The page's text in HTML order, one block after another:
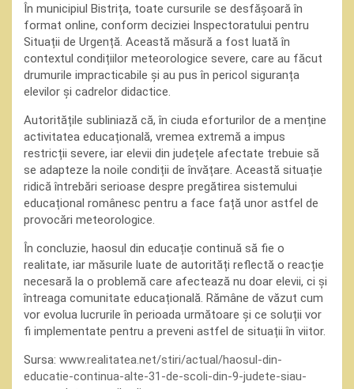
În municipiul Bistrița, toate cursurile se desfășoară în
format online, conform deciziei Inspectoratului pentru
Situații de Urgență. Această măsură a fost luată în
contextul condițiilor meteorologice severe, care au făcut
drumurile impracticabile și au pus în pericol siguranța
elevilor și cadrelor didactice.
Autoritățile subliniază că, în ciuda eforturilor de a menține
activitatea educațională, vremea extremă a impus
restricții severe, iar elevii din județele afectate trebuie să
se adapteze la noile condiții de învățare. Această situație
ridică întrebări serioase despre pregătirea sistemului
educațional românesc pentru a face față unor astfel de
provocări meteorologice.
În concluzie, haosul din educație continuă să fie o
realitate, iar măsurile luate de autorități reflectă o reacție
necesară la o problemă care afectează nu doar elevii, ci și
întreaga comunitate educațională. Rămâne de văzut cum
vor evolua lucrurile în perioada următoare și ce soluții vor
fi implementate pentru a preveni astfel de situații în viitor.
Sursa: www.realitatea.net/stiri/actual/haosul-din-
educatie-continua-alte-31-de-scoli-din-9-judete-siau-